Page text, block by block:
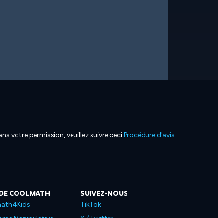
votre permission, veuillez suivre ceciProcédure d'avis
COOLMATH SUIVEZ-NOUS
TikTok